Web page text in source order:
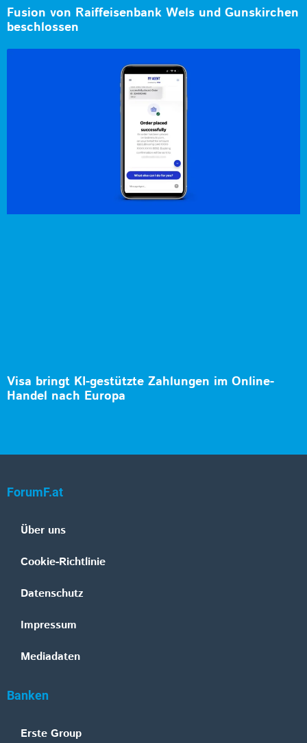
Fusion von Raiffeisenbank Wels und Gunskirchen
beschlossen
Visa bringt KI-gestützte Zahlungen im Online-
Handel nach Europa
ForumF.at
Über uns
Cookie-Richtlinie
Datenschutz
Impressum
Mediadaten
Banken
Erste Group